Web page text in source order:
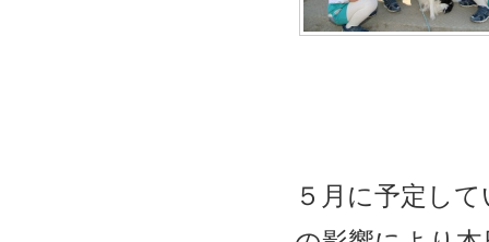
５月に予定し